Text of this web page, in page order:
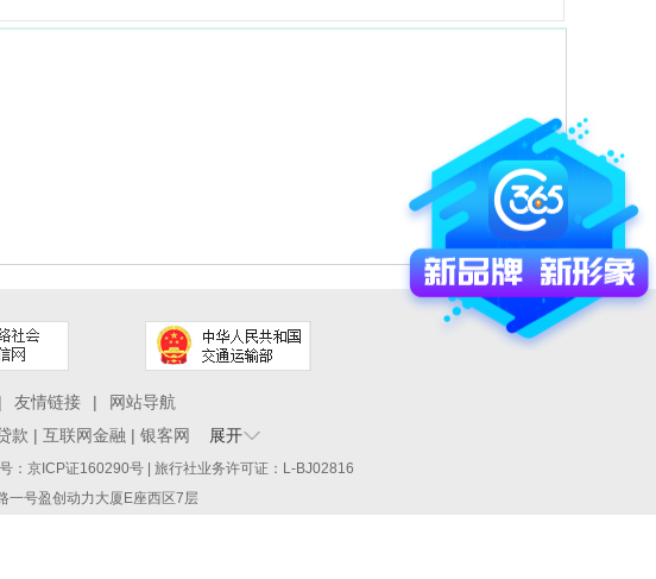
| 友情链接 |
网站导航
款 | 互联网金融 | 银客网 展开
京ICP证160290号 | 旅行社业务许可证：L-BJ02816
号盈创动力大厦E座西区7层